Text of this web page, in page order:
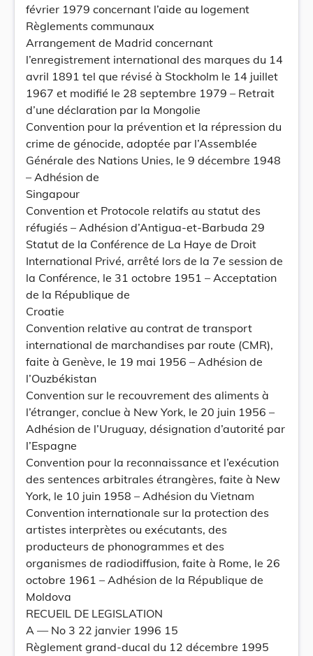
février 1979 concernant l’aide au logement
Règlements communaux
Arrangement de Madrid concernant
l’enregistrement international des marques du 14
avril 1891 tel que révisé à Stockholm le 14 juillet
1967 et modifié le 28 septembre 1979 – Retrait
d’une déclaration par la Mongolie
Convention pour la prévention et la répression du
crime de génocide, adoptée par l’Assemblée
Générale des Nations Unies, le 9 décembre 1948
– Adhésion de
Singapour
Convention et Protocole relatifs au statut des
réfugiés – Adhésion d’Antigua-et-Barbuda 29
Statut de la Conférence de La Haye de Droit
International Privé, arrêté lors de la 7e session de
la Conférence, le 31 octobre 1951 – Acceptation
de la République de
Croatie
Convention relative au contrat de transport
international de marchandises par route (CMR),
faite à Genève, le 19 mai 1956 – Adhésion de
l’Ouzbékistan
Convention sur le recouvrement des aliments à
l’étranger, conclue à New York, le 20 juin 1956 –
Adhésion de l’Uruguay, désignation d’autorité par
l’Espagne
Convention pour la reconnaissance et l’exécution
des sentences arbitrales étrangères, faite à New
York, le 10 juin 1958 – Adhésion du Vietnam
Convention internationale sur la protection des
artistes interprètes ou exécutants, des
producteurs de phonogrammes et des
organismes de radiodiffusion, faite à Rome, le 26
octobre 1961 – Adhésion de la République de
Moldova
RECUEIL DE LEGISLATION
A — No 3 22 janvier 1996 15
Règlement grand-ducal du 12 décembre 1995